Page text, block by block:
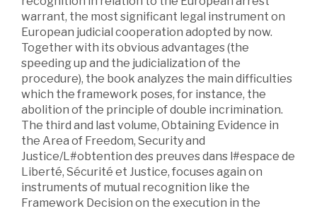
warrant, the most significant legal instrument on
European judicial cooperation adopted by now.
Together with its obvious advantages (the
speeding up and the judicialization of the
procedure), the book analyzes the main difficulties
which the framework poses, for instance, the
abolition of the principle of double incrimination.
The third and last volume, Obtaining Evidence in
the Area of Freedom, Security and
Justice/L#obtention des preuves dans l#espace de
Liberté, Sécurité et Justice, focuses again on
instruments of mutual recognition like the
Framework Decision on the execution in the